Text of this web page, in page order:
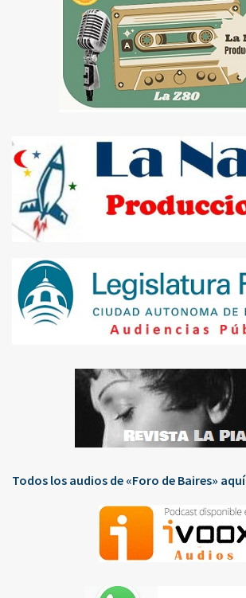
Todos los audios de «Foro de Baires» aquí